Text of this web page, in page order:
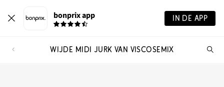
bonprix app IN DE APP
WIJDE MIDI JURK VAN VISCOSEMIX